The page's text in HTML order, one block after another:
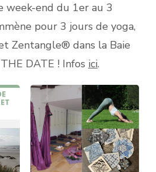
week-end du 1er au 3
pour 3 jours de yoga,
Zentangle® dans la Baie
DATE ! Infos ici.